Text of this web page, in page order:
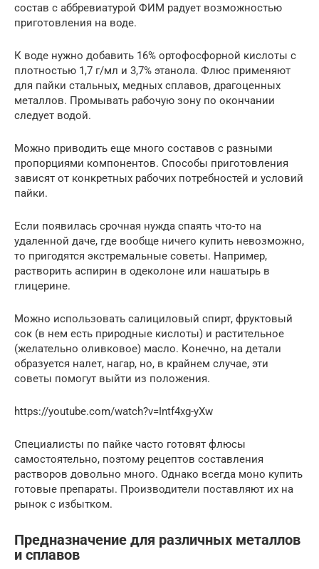
состав с аббревиатурой ФИМ радует возможностью
приготовления на воде.
К воде нужно добавить 16% ортофосфорной кислоты с
плотностью 1,7 г/мл и 3,7% этанола. Флюс применяют
для пайки стальных, медных сплавов, драгоценных
металлов. Промывать рабочую зону по окончании
следует водой.
Можно приводить еще много составов с разными
пропорциями компонентов. Способы приготовления
зависят от конкретных рабочих потребностей и условий
пайки.
Если появилась срочная нужда спаять что-то на
удаленной даче, где вообще ничего купить невозможно,
то пригодятся экстремальные советы. Например,
растворить аспирин в одеколоне или нашатырь в
глицерине.
Можно использовать салициловый спирт, фруктовый
сок (в нем есть природные кислоты) и растительное
(желательно оливковое) масло. Конечно, на детали
образуется налет, нагар, но, в крайнем случае, эти
советы помогут выйти из положения.
https://youtube.com/watch?v=Intf4xg-yXw
Специалисты по пайке часто готовят флюсы
самостоятельно, поэтому рецептов составления
растворов довольно много. Однако всегда моно купить
готовые препараты. Производители поставляют их на
рынок с избытком.
Предназначение для различных металлов
и сплавов